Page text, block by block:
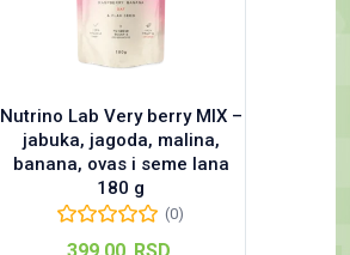
Nutrino Lab Very berry MIX –
jabuka, jagoda, malina,
banana, ovas i seme lana
180 g
(0)